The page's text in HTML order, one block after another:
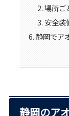
場所ご
安全装
静岡でア
静岡のア